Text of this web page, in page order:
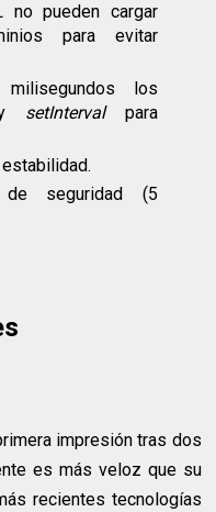
no pueden cargar
para evitar
los
setIntervalpara
de seguridad (5
impresión tras dos
es más veloz que su
recientes tecnologías